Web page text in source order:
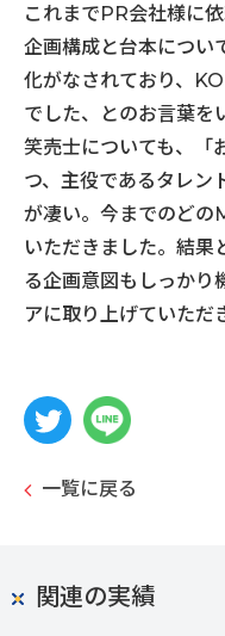
これまでPR会社様に
企画構成と台本につい
化がなされており、
でした、とのお言葉を
笑売士についても、「
つ、主役であるタレン
が凄い。今までのどの
いただきました。結果
る企画意図もしっかり
アに取り上げていただ
一覧に戻る
関連の実績